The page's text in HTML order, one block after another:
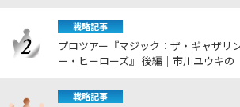
戦略記事
プロツアー『マジック：ザ・ギャザリ
ー・ヒーローズ』 後編｜市川ユウキの
戦略記事